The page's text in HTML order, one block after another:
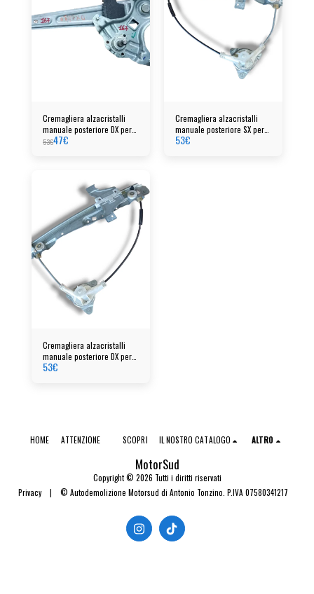
Cremagliera alzacristalli
manuale posteriore DX per
Hyundai i10 (2020)
53€47€
Cremagliera alzacristalli
manuale posteriore SX per
Citroen C3 anno 2023
53€
Cremagliera alzacristalli
manuale posteriore DX per
Citroen C3 anno 2023
53€
MotorSud
Copyright © 2026 Tutti i diritti riservati
Privacy| © Autodemolizione Motorsud di Antonio Tonzino. P.IVA 07580341217
HOME ATTENZIONE SCOPRI IL NOSTRO CATALOGO ALTRO